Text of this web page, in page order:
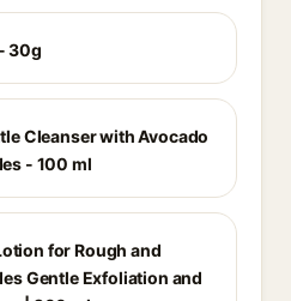
30g
Cleanser with Avocado
- 100 ml
for Rough and
Gentle Exfoliation and